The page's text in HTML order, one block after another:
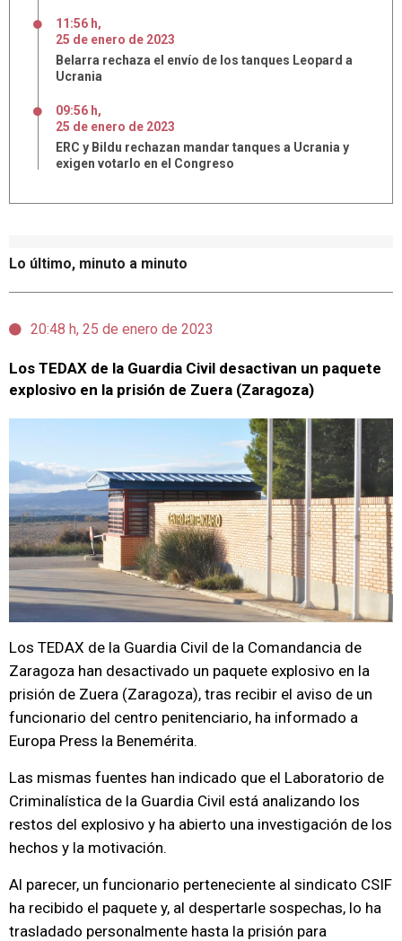
Lo último, minuto a minuto
20:48 h, 25 de enero de 2023
Los TEDAX de la Guardia Civil desactivan un paquete
explosivo en la prisión de Zuera (Zaragoza)
Los TEDAX de la Guardia Civil de la Comandancia de
Zaragoza han desactivado un paquete explosivo en la
prisión de Zuera (Zaragoza), tras recibir el aviso de un
funcionario del centro penitenciario, ha informado a
Europa Press la Benemérita.
Las mismas fuentes han indicado que el Laboratorio de
Criminalística de la Guardia Civil está analizando los
restos del explosivo y ha abierto una investigación de los
hechos y la motivación.
Al parecer, un funcionario perteneciente al sindicato CSIF
ha recibido el paquete y, al despertarle sospechas, lo ha
trasladado personalmente hasta la prisión para
11:56 h,
25 de enero de 2023
Belarra rechaza el envío de los tanques Leopard a
Ucrania
09:56 h,
25 de enero de 2023
ERC y Bildu rechazan mandar tanques a Ucrania y
exigen votarlo en el Congreso